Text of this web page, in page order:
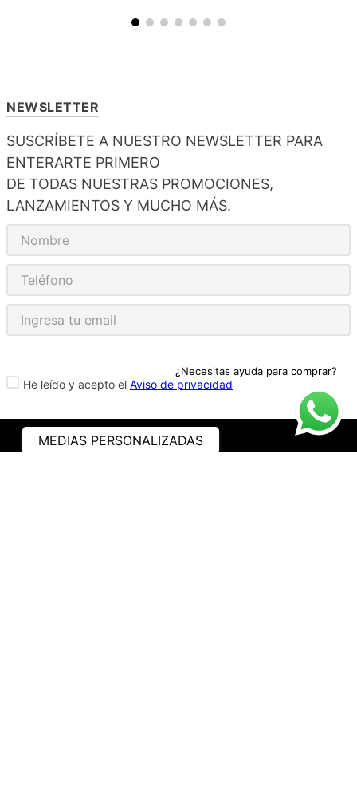
¿Necesitas ayuda para comprar?
NEWSLETTER
SUSCRÍBETE A NUESTRO NEWSLETTER PARA
ENTERARTE PRIMERO
DE TODAS NUESTRAS PROMOCIONES,
LANZAMIENTOS Y MUCHO MÁS.
He leído y acepto el Aviso de privacidad
MEDIAS PERSONALIZADAS